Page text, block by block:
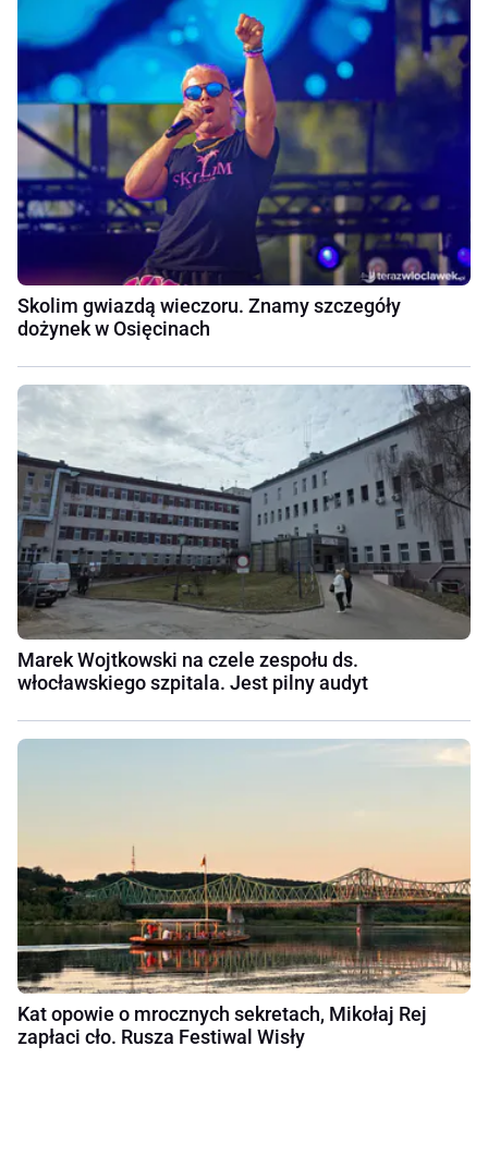
Skolim gwiazdą wieczoru. Znamy szczegóły
dożynek w Osięcinach
Marek Wojtkowski na czele zespołu ds.
włocławskiego szpitala. Jest pilny audyt
Kat opowie o mrocznych sekretach, Mikołaj Rej
zapłaci cło. Rusza Festiwal Wisły